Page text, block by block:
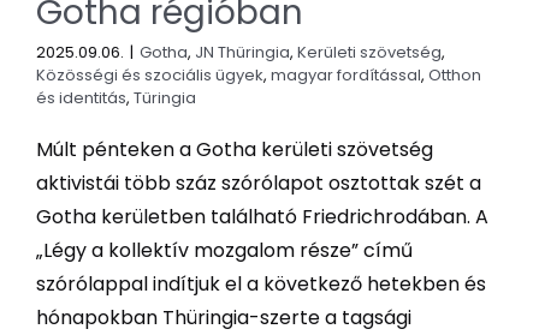
Gotha régióban
2025.09.06. | Gotha, JN Thüringia, Kerületi szövetség,
Közösségi és szociális ügyek, magyar fordítással, Otthon
és identitás, Türingia
Múlt pénteken a Gotha kerületi szövetség
aktivistái több száz szórólapot osztottak szét a
Gotha kerületben található Friedrichrodában. A
„Légy a kollektív mozgalom része” című
szórólappal indítjuk el a következő hetekben és
hónapokban Thüringia-szerte a tagsági